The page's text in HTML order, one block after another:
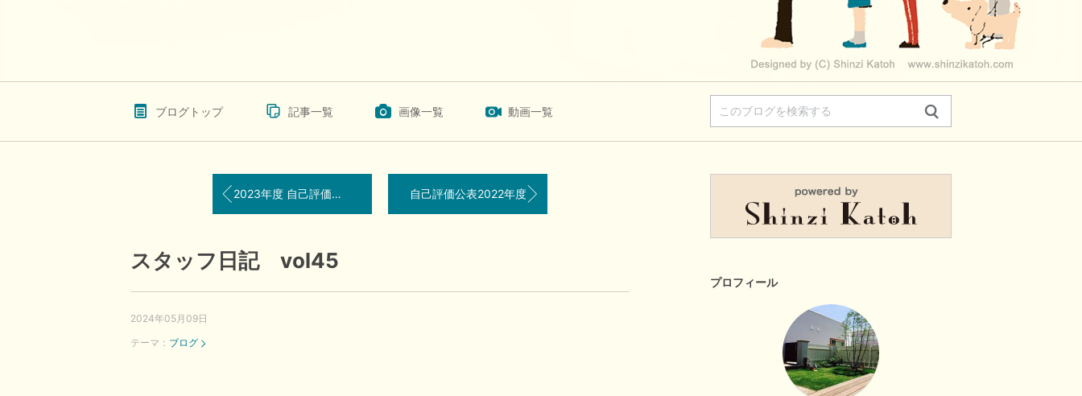
ブログトップ 記事一覧 画像一覧 動画一覧
2023年度 自己評価公表 自己評価公表2022年度
スタッフ日記 vol45
2024年05月09日
テーマ： ブログ
プロフィール